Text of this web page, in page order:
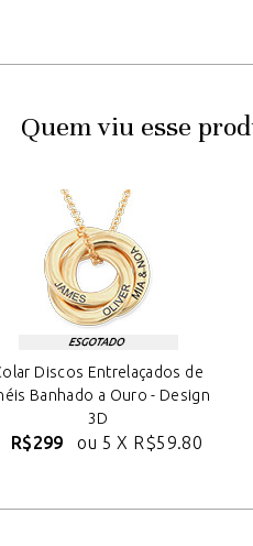
Quem viu esse
Discos Entrelaçados de
Banhado a Ouro - Design
3D
R$299 ou 5 X R$59.80